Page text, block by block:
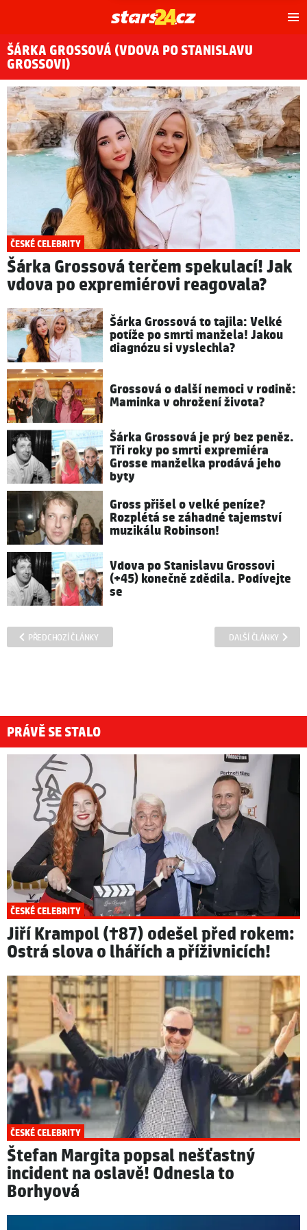
ŠÁRKA GROSSOVÁ (VDOVA PO STANISLAVU
GROSSOVI)
ČESKÉ CELEBRITY
Šárka Grossová terčem spekulací! Jak
vdova po expremiérovi reagovala?
Šárka Grossová to tajila: Velké
potíže po smrti manžela! Jakou
diagnózu si vyslechla?
Grossová o další nemoci v rodině:
Maminka v ohrožení života?
Šárka Grossová je prý bez peněz.
Tři roky po smrti expremiéra
Grosse manželka prodává jeho
byty
Gross přišel o velké peníze?
Rozplétá se záhadné tajemství
muzikálu Robinson!
Vdova po Stanislavu Grossovi
(+45) konečně zdědila. Podívejte
se
PŘEDCHOZÍ ČLÁNKY DALŠÍ ČLÁNKY
PRÁVĚ SE STALO
ČESKÉ CELEBRITY
Jiří Krampol (†87) odešel před rokem:
Ostrá slova o lhářích a příživnicích!
ČESKÉ CELEBRITY
Štefan Margita popsal nešťastný
incident na oslavě! Odnesla to
Borhyová